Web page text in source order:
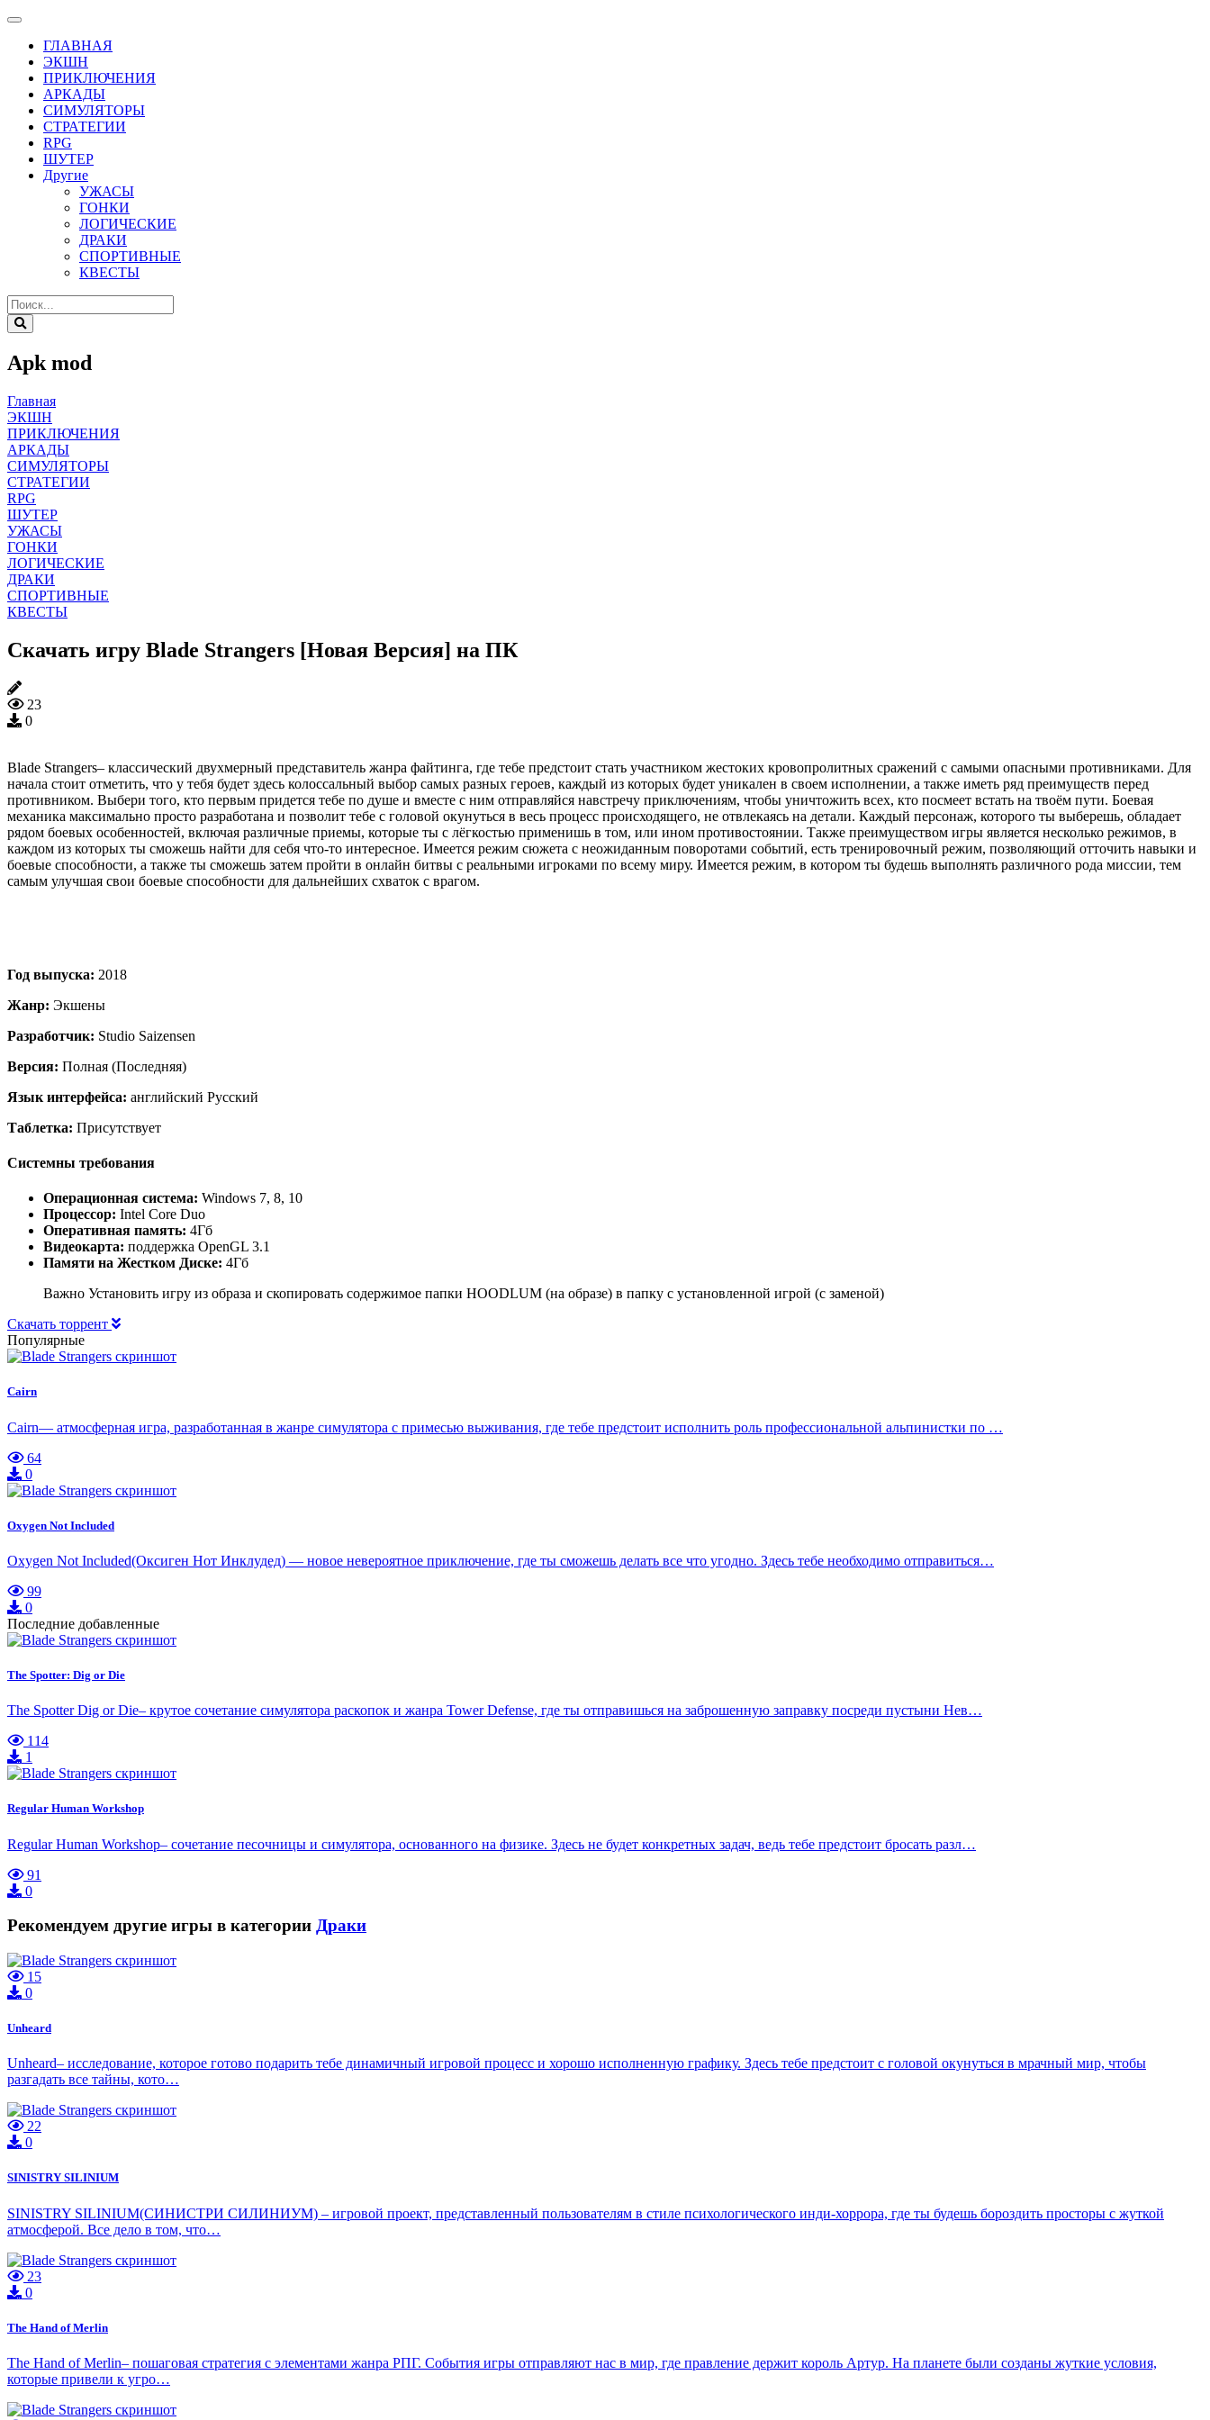
ГЛАВНАЯ
ЭКШН
ПРИКЛЮЧЕНИЯ
АРКАДЫ
СИМУЛЯТОРЫ
СТРАТЕГИИ
RPG
ШУТЕР
Другие
УЖАСЫ
ГОНКИ
ЛОГИЧЕСКИЕ
ДРАКИ
СПОРТИВНЫЕ
КВЕСТЫ
Apk mod
Главная
ЭКШН
ПРИКЛЮЧЕНИЯ
АРКАДЫ
СИМУЛЯТОРЫ
СТРАТЕГИИ
RPG
ШУТЕР
УЖАСЫ
ГОНКИ
ЛОГИЧЕСКИЕ
ДРАКИ
СПОРТИВНЫЕ
КВЕСТЫ
Скачать игру Blade Strangers [Новая Версия] на ПК
23
0
Blade Strangers– классический двухмерный представитель жанра файтинга, где тебе предстоит стать участником жестоких кровопролитных сражений с самыми опасными противниками. Для
начала стоит отметить, что у тебя будет здесь колоссальный выбор самых разных героев, каждый из которых будет уникален в своем исполнении, а также иметь ряд преимуществ перед
противником. Выбери того, кто первым придется тебе по душе и вместе с ним отправляйся навстречу приключениям, чтобы уничтожить всех, кто посмеет встать на твоём пути. Боевая
механика максимально просто разработана и позволит тебе с головой окунуться в весь процесс происходящего, не отвлекаясь на детали. Каждый персонаж, которого ты выберешь, обладает
рядом боевых особенностей, включая различные приемы, которые ты с лёгкостью применишь в том, или ином противостоянии. Также преимуществом игры является несколько режимов, в
каждом из которых ты сможешь найти для себя что-то интересное. Имеется режим сюжета с неожиданным поворотами событий, есть тренировочный режим, позволяющий отточить навыки и
боевые способности, а также ты сможешь затем пройти в онлайн битвы с реальными игроками по всему миру. Имеется режим, в котором ты будешь выполнять различного рода миссии, тем
самым улучшая свои боевые способности для дальнейших схваток с врагом.
Год выпуска: 2018
Жанр: Экшены
Разработчик: Studio Saizensen
Версия: Полная (Последняя)
Язык интерфейса: английский Русский
Таблетка: Присутствует
Системны требования
Операционная система: Windows 7, 8, 10
Процессор: Intel Core Duo
Оперативная память: 4Гб
Видеокарта: поддержка OpenGL 3.1
Памяти на Жестком Диске: 4Гб
Важно Установить игру из образа и скопировать содержимое папки HOODLUM (на образе) в папку с установленной игрой (с заменой)
Скачать торрент
Популярные
Cairn
Cairn— атмосферная игра, разработанная в жанре симулятора с примесью выживания, где тебе предстоит исполнить роль профессиональной альпинистки по …
64
0
Oxygen Not Included
Oxygen Not Included(Оксиген Нот Инклудед) — новое невероятное приключение, где ты сможешь делать все что угодно. Здесь тебе необходимо отправиться…
99
0
Последние добавленные
The Spotter: Dig or Die
The Spotter Dig or Die– крутое сочетание симулятора раскопок и жанра Tower Defense, где ты отправишься на заброшенную заправку посреди пустыни Нев…
114
1
Regular Human Workshop
Regular Human Workshop– сочетание песочницы и симулятора, основанного на физике. Здесь не будет конкретных задач, ведь тебе предстоит бросать разл…
91
0
Рекомендуем другие игры в категории Драки
15
0
Unheard
Unheard– исследование, которое готово подарить тебе динамичный игровой процесс и хорошо исполненную графику. Здесь тебе предстоит с головой окунуться в мрачный мир, чтобы
разгадать все тайны, кото…
22
0
SINISTRY SILINIUM
SINISTRY SILINIUM(СИНИСТРИ СИЛИНИУМ) – игровой проект, представленный пользователям в стиле психологического инди-хоррора, где ты будешь бороздить просторы с жуткой
атмосферой. Все дело в том, что…
23
0
The Hand of Merlin
The Hand of Merlin– пошаговая стратегия с элементами жанра РПГ. События игры отправляют нас в мир, где правление держит король Артур. На планете были созданы жуткие условия,
которые привели к угро…